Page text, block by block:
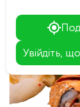
Увійдіть,
+
−